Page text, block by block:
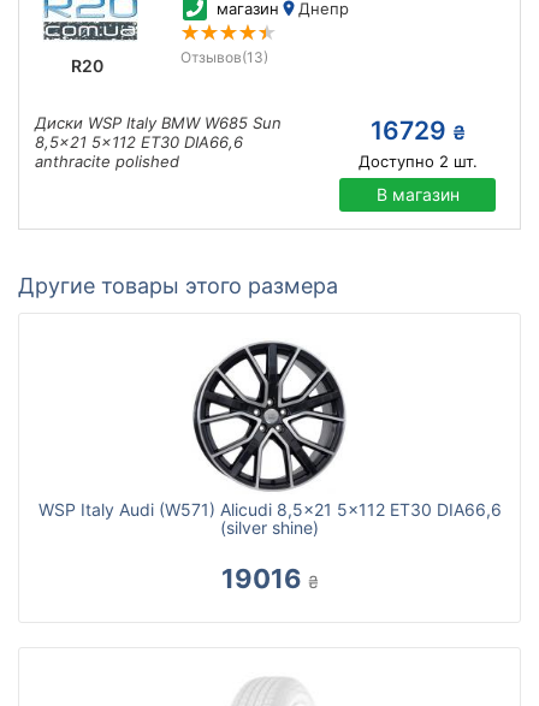
R20
магазин Днепр
Отзывов(13)
Диски WSP Italy BMW W685 Sun
8,5x21 5x112 ET30 DIA66,6
anthracite polished
16729 ₴
Доступно 2 шт.
В магазин
Другие товары этого размера
WSP Italy Audi (W571) Alicudi 8,5x21 5x112 ET30 DIA66,6
(silver shine)
19016 ₴